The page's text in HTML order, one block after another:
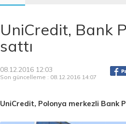
UniCredit, Bank
sattı
08.12.2016 12:03
Son güncelleme : 08.12.2016 14:07
UniCredit, Polonya merkezli Bank